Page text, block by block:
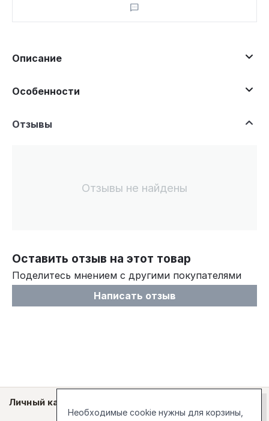
Описание
Особенности
Отзывы
Отзывы не найдены
Оставить отзыв на этот товар
Поделитесь мнением с другими покупателями
Написать отзыв
Личный кабинет
Необходимые cookie нужны для корзины,